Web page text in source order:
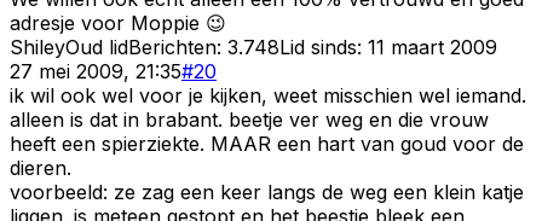
adresje voor Moppie 😉
ShileyOud lidBerichten: 3.748Lid sinds: 11 maart 2009
27 mei 2009, 21:35#20
ik wil ook wel voor je kijken, weet misschien wel iemand.
alleen is dat in brabant. beetje ver weg en die vrouw
heeft een spierziekte. MAAR een hart van goud voor de
dieren.
voorbeeld: ze zag een keer langs de weg een klein katje
liggen. is meteen gestopt en het beestje bleek een